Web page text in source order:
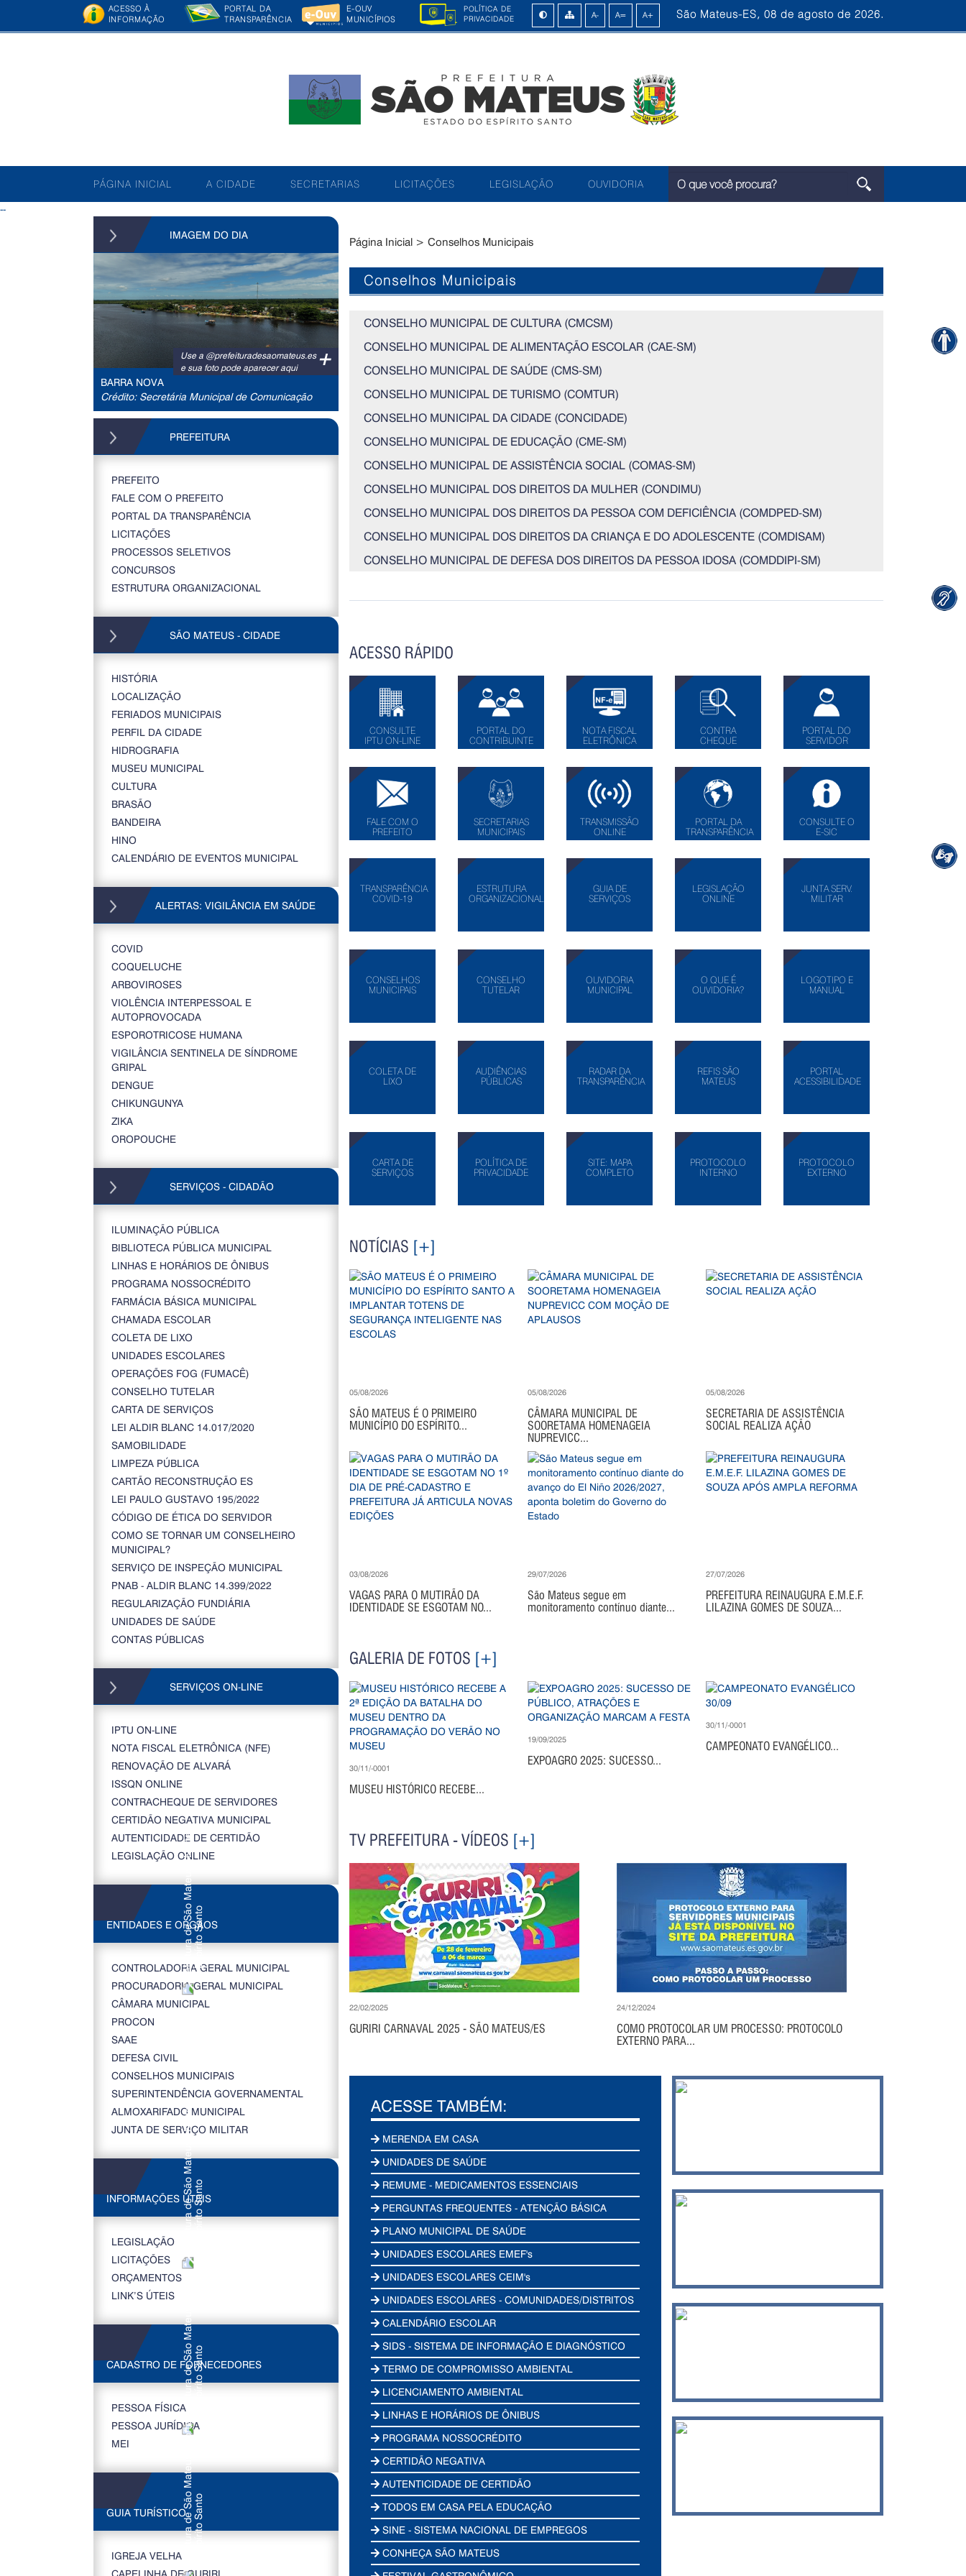
ACESSO À
INFORMAÇÃO
PORTAL DA
TRANSPARÊNCIA
E-OUV
MUNICÍPIOS
POLÍTICA DE
PRIVACIDADE
São Mateus-ES, 08 de agosto de 2026.
PÁGINA INICIAL A CIDADE SECRETARIAS LICITAÇÕES LEGISLAÇÃO OUVIDORIA
--
IMAGEM DO DIA
+
Use a @prefeituradesaomateus.es
e sua foto pode aparecer aqui
BARRA NOVA
Crédito: Secretária Municipal de Comunicação
PREFEITURA
PREFEITO
FALE COM O PREFEITO
PORTAL DA TRANSPARÊNCIA
LICITAÇÕES
PROCESSOS SELETIVOS
CONCURSOS
ESTRUTURA ORGANIZACIONAL
SÃO MATEUS - CIDADE
HISTÓRIA
LOCALIZAÇÃO
FERIADOS MUNICIPAIS
PERFIL DA CIDADE
HIDROGRAFIA
MUSEU MUNICIPAL
CULTURA
BRASÃO
BANDEIRA
HINO
CALENDÁRIO DE EVENTOS MUNICIPAL
ALERTAS: VIGILÂNCIA EM SAÚDE
COVID
COQUELUCHE
ARBOVIROSES
VIOLÊNCIA INTERPESSOAL E
AUTOPROVOCADA
ESPOROTRICOSE HUMANA
VIGILÂNCIA SENTINELA DE SÍNDROME
GRIPAL
DENGUE
CHIKUNGUNYA
ZIKA
OROPOUCHE
SERVIÇOS - CIDADÃO
ILUMINAÇÃO PÚBLICA
BIBLIOTECA PÚBLICA MUNICIPAL
LINHAS E HORÁRIOS DE ÔNIBUS
PROGRAMA NOSSOCRÉDITO
FARMÁCIA BÁSICA MUNICIPAL
CHAMADA ESCOLAR
COLETA DE LIXO
UNIDADES ESCOLARES
OPERAÇÕES FOG (FUMACÊ)
CONSELHO TUTELAR
CARTA DE SERVIÇOS
LEI ALDIR BLANC 14.017/2020
SAMOBILIDADE
LIMPEZA PÚBLICA
CARTÃO RECONSTRUÇÃO ES
LEI PAULO GUSTAVO 195/2022
CÓDIGO DE ÉTICA DO SERVIDOR
COMO SE TORNAR UM CONSELHEIRO
MUNICIPAL?
SERVIÇO DE INSPEÇÃO MUNICIPAL
PNAB - ALDIR BLANC 14.399/2022
REGULARIZAÇÃO FUNDIÁRIA
UNIDADES DE SAÚDE
CONTAS PÚBLICAS
SERVIÇOS ON-LINE
IPTU ON-LINE
NOTA FISCAL ELETRÔNICA (NFE)
RENOVAÇÃO DE ALVARÁ
ISSQN ONLINE
CONTRACHEQUE DE SERVIDORES
CERTIDÃO NEGATIVA MUNICIPAL
AUTENTICIDADE DE CERTIDÃO
LEGISLAÇÃO ONLINE
ENTIDADES E ORGÃOS
CONTROLADORIA GERAL MUNICIPAL
PROCURADORIA GERAL MUNICIPAL
CÂMARA MUNICIPAL
PROCON
SAAE
DEFESA CIVIL
CONSELHOS MUNICIPAIS
SUPERINTENDÊNCIA GOVERNAMENTAL
ALMOXARIFADO MUNICIPAL
JUNTA DE SERVIÇO MILITAR
INFORMAÇÕES ÚTEIS
LEGISLAÇÃO
LICITAÇÕES
ORÇAMENTOS
LINK’S ÚTEIS
CADASTRO DE FORNECEDORES
PESSOA FÍSICA
PESSOA JURÍDICA
MEI
GUIA TURÍSTICO
IGREJA VELHA
Página Inicial > Conselhos Municipais
Conselhos Municipais
CONSELHO MUNICIPAL DE CULTURA (CMCSM)
CONSELHO MUNICIPAL DE ALIMENTAÇÃO ESCOLAR (CAE-SM)
CONSELHO MUNICIPAL DE SAÚDE (CMS-SM)
CONSELHO MUNICIPAL DE TURISMO (COMTUR)
CONSELHO MUNICIPAL DA CIDADE (CONCIDADE)
CONSELHO MUNICIPAL DE EDUCAÇÃO (CME-SM)
CONSELHO MUNICIPAL DE ASSISTÊNCIA SOCIAL (COMAS-SM)
CONSELHO MUNICIPAL DOS DIREITOS DA MULHER (CONDIMU)
CONSELHO MUNICIPAL DOS DIREITOS DA PESSOA COM DEFICIÊNCIA (COMDPED-SM)
CONSELHO MUNICIPAL DOS DIREITOS DA CRIANÇA E DO ADOLESCENTE (COMDISAM)
CONSELHO MUNICIPAL DE DEFESA DOS DIREITOS DA PESSOA IDOSA (COMDDIPI-SM)
ACESSO RÁPIDO
CONSULTE
IPTU ON-LINE
PORTAL DO
CONTRIBUINTE
NOTA FISCAL
ELETRÔNICA
CONTRA
CHEQUE
PORTAL DO
SERVIDOR
FALE COM O
PREFEITO
SECRETARIAS
MUNICIPAIS
TRANSMISSÃO
ONLINE
PORTAL DA
TRANSPARÊNCIA
CONSULTE O
E-SIC
TRANSPARÊNCIA
COVID-19
ESTRUTURA
ORGANIZACIONAL
GUIA DE
SERVIÇOS
LEGISLAÇÃO
ONLINE
JUNTA SERV.
MILITAR
CONSELHOS
MUNICIPAIS
CONSELHO
TUTELAR
OUVIDORIA
MUNICIPAL
O QUE É
OUVIDORIA?
LOGOTIPO E
MANUAL
COLETA DE
LIXO
AUDIÊNCIAS
PÚBLICAS
RADAR DA
TRANSPARÊNCIA
REFIS SÃO
MATEUS
PORTAL
ACESSIBILIDADE
CARTA DE
SERVIÇOS
POLÍTICA DE
PRIVACIDADE
SITE: MAPA
COMPLETO
PROTOCOLO
INTERNO
PROTOCOLO
EXTERNO
NOTÍCIAS [+]
05/08/2026
SÃO MATEUS É O PRIMEIRO
MUNICÍPIO DO ESPÍRITO...
05/08/2026
CÂMARA MUNICIPAL DE
SOORETAMA HOMENAGEIA
NUPREVICC...
05/08/2026
SECRETARIA DE ASSISTÊNCIA
SOCIAL REALIZA AÇÃO
03/08/2026
VAGAS PARA O MUTIRÃO DA
IDENTIDADE SE ESGOTAM NO...
29/07/2026
São Mateus segue em
monitoramento contínuo diante...
27/07/2026
PREFEITURA REINAUGURA E.M.E.F.
LILAZINA GOMES DE SOUZA...
GALERIA DE FOTOS [+]
30/11/-0001
MUSEU HISTÓRICO RECEBE...
19/09/2025
EXPOAGRO 2025: SUCESSO...
30/11/-0001
CAMPEONATO EVANGÉLICO...
TV PREFEITURA - VÍDEOS [+]
22/02/2025
GURIRI CARNAVAL 2025 - SÃO MATEUS/ES
24/12/2024
COMO PROTOCOLAR UM PROCESSO: PROTOCOLO
EXTERNO PARA...
ACESSE TAMBÉM:
MERENDA EM CASA
UNIDADES DE SAÚDE
REMUME - MEDICAMENTOS ESSENCIAIS
PERGUNTAS FREQUENTES - ATENÇÃO BÁSICA
PLANO MUNICIPAL DE SAÚDE
UNIDADES ESCOLARES EMEF's
UNIDADES ESCOLARES CEIM's
UNIDADES ESCOLARES - COMUNIDADES/DISTRITOS
CALENDÁRIO ESCOLAR
SIDS - SISTEMA DE INFORMAÇÃO E DIAGNÓSTICO
TERMO DE COMPROMISSO AMBIENTAL
LICENCIAMENTO AMBIENTAL
LINHAS E HORÁRIOS DE ÔNIBUS
PROGRAMA NOSSOCRÉDITO
CERTIDÃO NEGATIVA
AUTENTICIDADE DE CERTIDÃO
TODOS EM CASA PELA EDUCAÇÃO
SINE - SISTEMA NACIONAL DE EMPREGOS
CONHEÇA SÃO MATEUS